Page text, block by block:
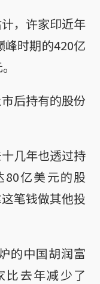
，许家印近年
峰时期的420亿
后持有的股份
几年也透过持
亿美元的股
笔钱做其他投
的中国胡润富
比去年减少了